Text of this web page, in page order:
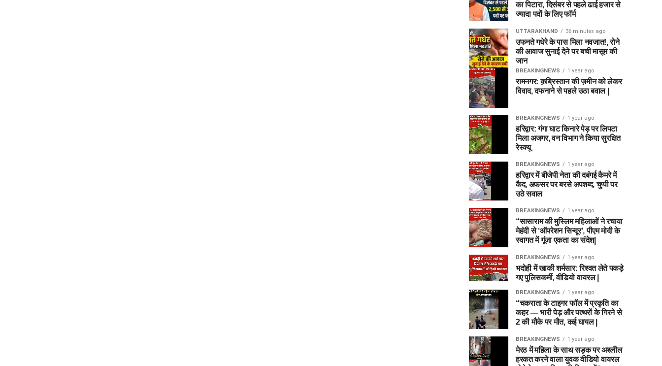
का पिटारा, दिसंबर से पहले ढाई हजार से
ज्यादा पदों के लिए फॉर्म
UTTARAKHAND 36 minutes ago
उफनते गधेरे के पास मिला नवजात!, रोने
की आवाज सुनाई देने पर बची मासूम की
जान
BREAKINGNEWS 1 year ago
रामनगर: क़ब्रिस्तान की ज़मीन को लेकर
विवाद, दफनाने से पहले उठा बवाल |
BREAKINGNEWS 1 year ago
हरिद्वार: गंगा घाट किनारे पेड़ पर लिपटा
मिला अजगर, वन विभाग ने किया सुरक्षित
रेस्क्यू
BREAKINGNEWS 1 year ago
हरिद्वार में बीजेपी नेता की दबंगई कैमरे में
कैद, अफसर पर बरसे अपशब्द, चुप्पी पर
उठे सवाल
BREAKINGNEWS 1 year ago
“सासाराम की मुस्लिम महिलाओं ने रचाया
मेहंदी से ‘ऑपरेशन सिन्दूर’, पीएम मोदी के
स्वागत में गूंजा एकता का संदेश|
BREAKINGNEWS 1 year ago
भदोही में खाकी शर्मसार: रिश्वत लेते पकड़े
गए पुलिसकर्मी, वीडियो वायरल |
BREAKINGNEWS 1 year ago
“चकराता के टाइगर फॉल में प्रकृति का
कहर — भारी पेड़ और पत्थरों के गिरने से
2 की मौके पर मौत, कई घायल |
BREAKINGNEWS 1 year ago
मेरठ में महिला के साथ सड़क पर अश्लील
हरकत करने वाला युवक वीडियो वायरल